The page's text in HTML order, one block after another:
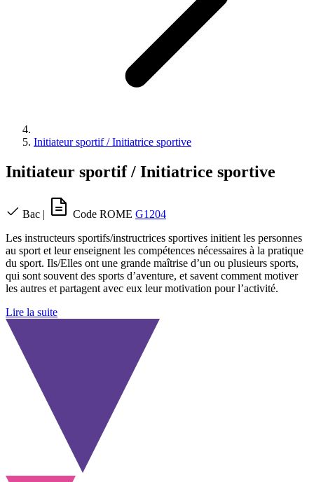
Initiateur sportif / Initiatrice sportive
Initiateur sportif / Initiatrice sportive
Bac | Code ROME G1204
Les instructeurs sportifs/instructrices sportives initient les personnes
au sport et leur enseignent les compétences nécessaires à la pratique
du sport. Ils/Elles ont une grande maîtrise d’un ou plusieurs sports,
qui sont souvent des sports d’aventure, et savent comment motiver
les autres et partagent avec eux leur motivation pour l’activité.
Lire la suite